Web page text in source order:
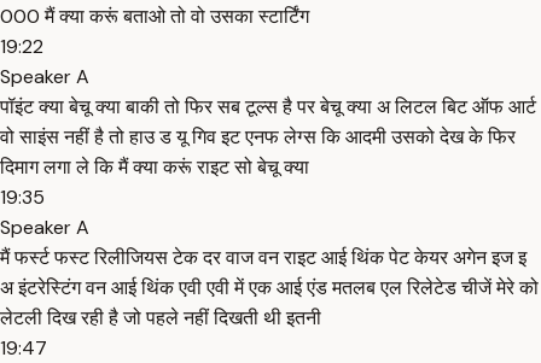
000 मैं क्या करूं बताओ तो वो उसका स्टार्टिंग
19:22
Speaker A
पॉइंट क्या बेचू क्या बाकी तो फिर सब टूल्स है पर बेचू क्या अ लिटल बिट ऑफ आर्ट
वो साइंस नहीं है तो हाउ ड यू गिव इट एनफ लेग्स कि आदमी उसको देख के फिर
दिमाग लगा ले कि मैं क्या करूं राइट सो बेचू क्या
19:35
Speaker A
मैं फर्स्ट फस्ट रिलीजियस टेक दर वाज वन राइट आई थिंक पेट केयर अगेन इज इ
अ इंटरेस्टिंग वन आई थिंक एवी एवी में एक आई एंड मतलब एल रिलेटेड चीजें मेरे को
लेटली दिख रही है जो पहले नहीं दिखती थी इतनी
19:47